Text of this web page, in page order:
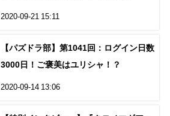
2020-09-21 15:11
【パズドラ部】第1041回：ログイン日数
3000日！ご褒美はユリシャ！？
2020-09-14 13:06